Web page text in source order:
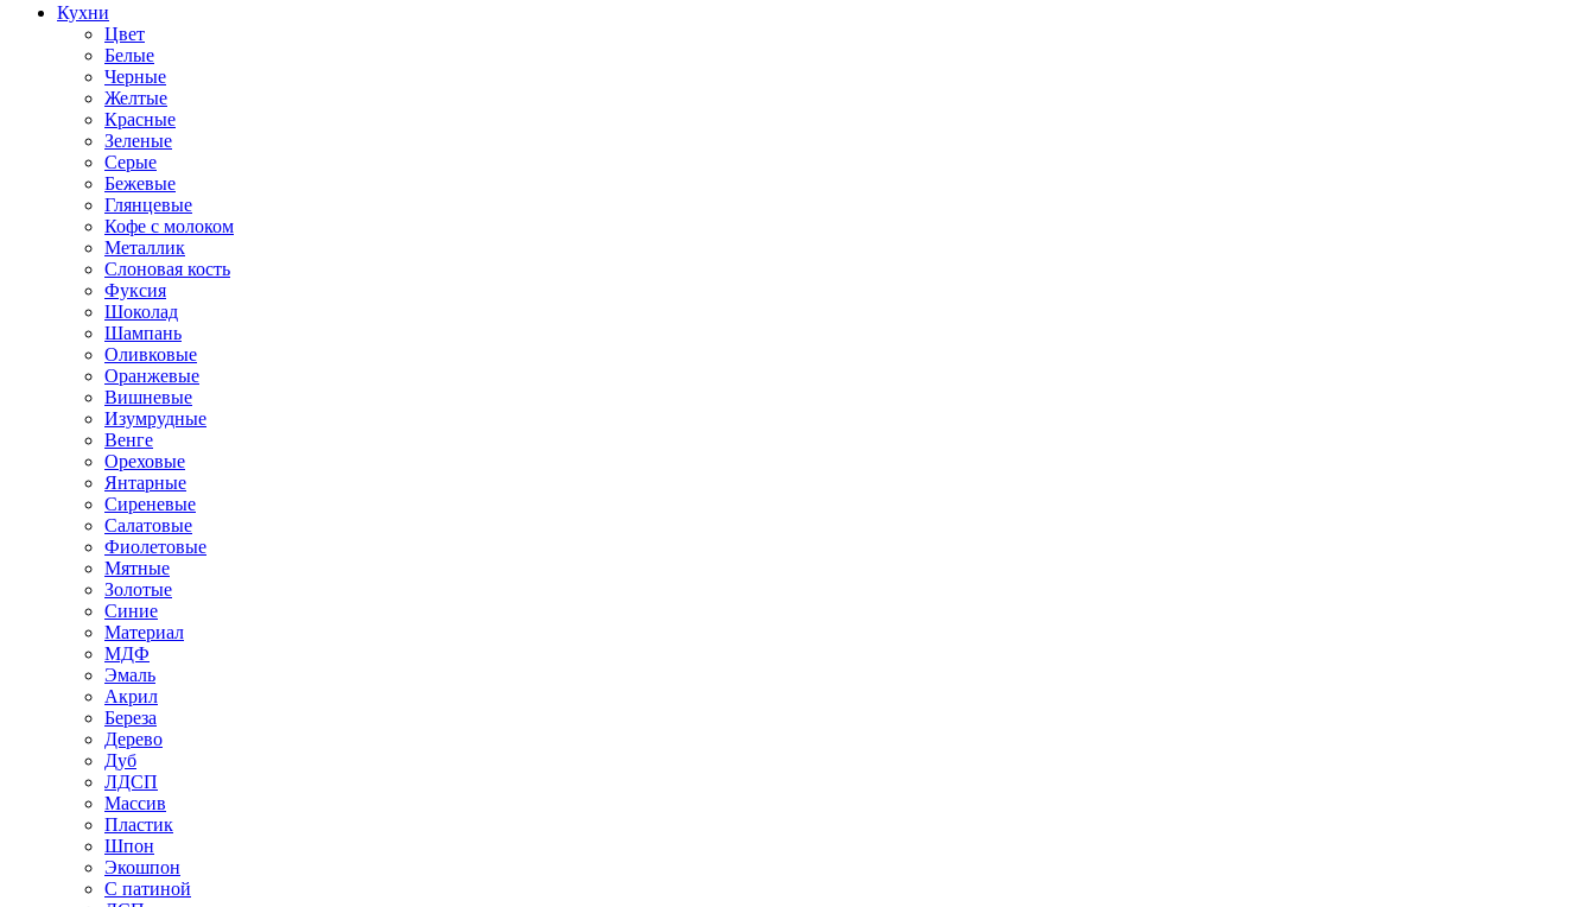
Кухни
Цвет
Белые
Черные
Желтые
Красные
Зеленые
Серые
Бежевые
Глянцевые
Кофе с молоком
Металлик
Слоновая кость
Фуксия
Шоколад
Шампань
Оливковые
Оранжевые
Вишневые
Изумрудные
Венге
Ореховые
Янтарные
Сиреневые
Салатовые
Фиолетовые
Мятные
Золотые
Синие
Материал
МДФ
Эмаль
Акрил
Береза
Дерево
Дуб
ЛДСП
Массив
Пластик
Шпон
Экошпон
С патиной